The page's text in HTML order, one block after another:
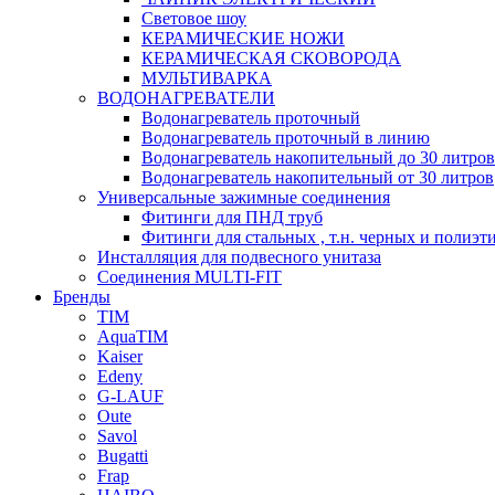
Световое шоу
КЕРАМИЧЕСКИЕ НОЖИ
КЕРАМИЧЕСКАЯ СКОВОРОДА
МУЛЬТИВАРКА
ВОДОНАГРЕВАТЕЛИ
Водонагреватель проточный
Водонагреватель проточный в линию
Водонагреватель накопительный до 30 литров
Водонагреватель накопительный от 30 литров
Универсальные зажимные соединения
Фитинги для ПНД труб
Фитинги для стальных , т.н. черных и
Инсталляция для подвесного унитаза
Соединения MULTI-FIT
Бренды
TIM
AquaTIM
Kaiser
Edeny
G-LAUF
Oute
Savol
Bugatti
Frap